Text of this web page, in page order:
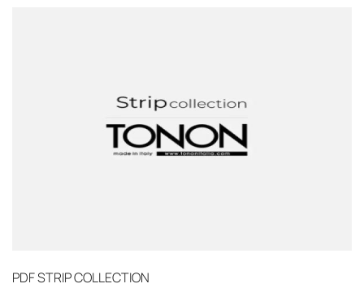
PDFSTRIP COLLECTION